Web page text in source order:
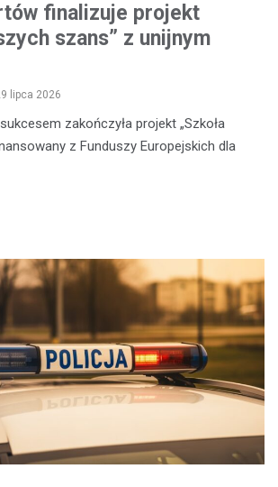
finalizuje projekt
szans” z unijnym
lipca 2026
zakończyła projekt „Szkoła
z Funduszy Europejskich dla